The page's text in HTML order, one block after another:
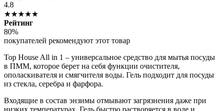
4.8
★★★★★
Рейтинг
80%
покупателей рекомендуют этот товар
Top House All in 1 – универсальное средство для мытья посуды
в ПММ, которое берет на себя функции очистителя,
ополаскивателя и смягчителя воды. Гель подходит для посуды
из стекла, серебра и фарфора.
Входящие в состав энзимы отмывают загрязнения даже при
низких температурах. Гель быстро растворяется в воде и